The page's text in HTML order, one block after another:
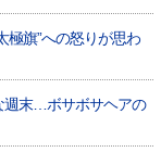
極旗”への怒りが思わ
週末…ボサボサヘアの